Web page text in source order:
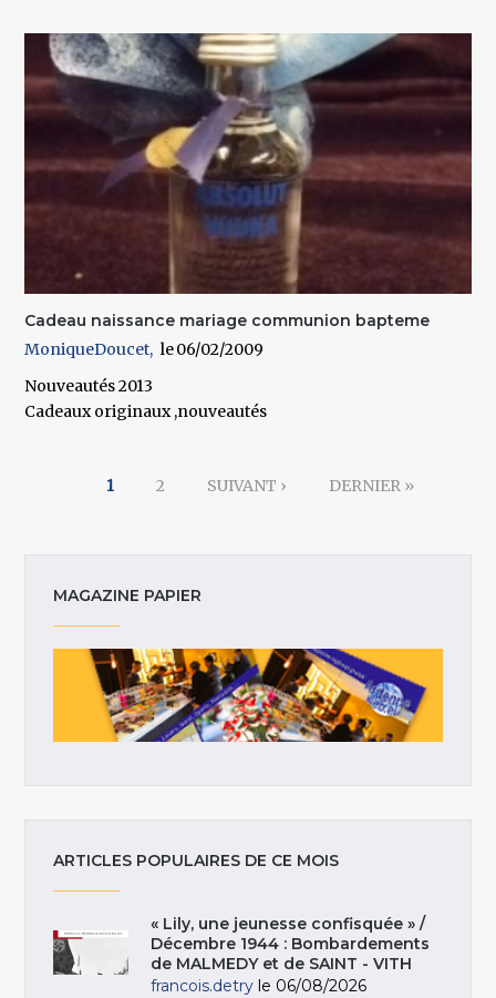
Cadeau naissance mariage communion bapteme
MoniqueDoucet
06/02/2009
Nouveautés 2013
Cadeaux originaux ,nouveautés
1 2 SUIVANT › DERNIER »
MAGAZINE PAPIER
ARTICLES POPULAIRES DE CE MOIS
« Lily, une jeunesse confisquée » /
Décembre 1944 : Bombardements
de MALMEDY et de SAINT - VITH
francois.detry le 06/08/2026